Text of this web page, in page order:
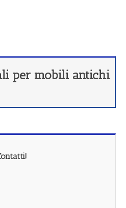
per mobili antichi